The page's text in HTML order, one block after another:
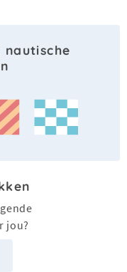
nautische
jou?